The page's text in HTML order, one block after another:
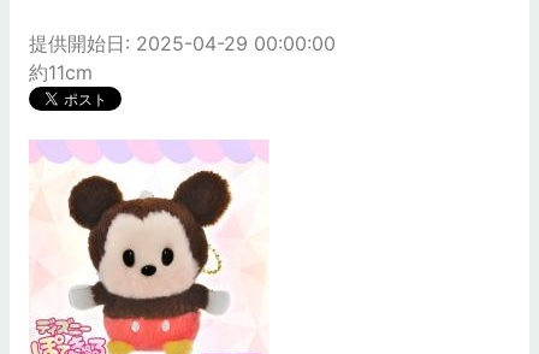
提供開始日: 2025-04-29 00:00:00
約11cm